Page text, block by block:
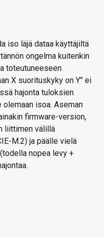
iso läjä dataa käyttäjiltä
ongelma kuitenkin
toteutuneeseen
X suorituskyky on Y" ei
hajonta tuloksien
isoa. Aseman
firmware-version,
liittimen välillä
M.2) ja päälle vielä
nopea levy +